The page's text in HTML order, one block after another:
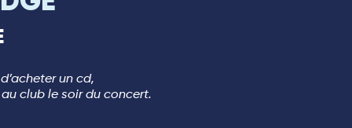
un cd,
club le soir du concert.